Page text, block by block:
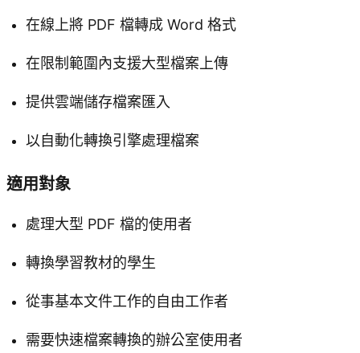
在線上將 PDF 檔轉成 Word 格式
在限制範圍內支援大型檔案上傳
提供雲端儲存檔案匯入
以自動化轉換引擎處理檔案
適用對象
處理大型 PDF 檔的使用者
轉換學習教材的學生
從事基本文件工作的自由工作者
需要快速檔案轉換的辦公室使用者